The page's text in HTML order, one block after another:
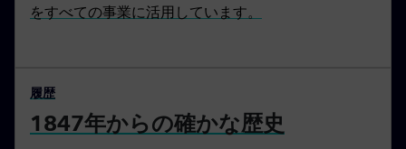
をすべての事業に活用しています。
履歴
1847年からの確かな歴史